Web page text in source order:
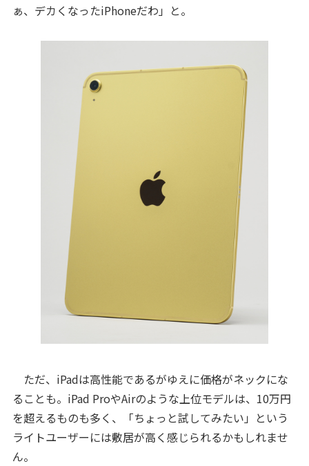
ぁ、デカくなったiPhoneだわ」と。
ただ、iPadは高性能であるがゆえに価格がネックにな
ることも。iPad ProやAirのような上位モデルは、10万円
を超えるものも多く、「ちょっと試してみたい」という
ライトユーザーには敷居が高く感じられるかもしれませ
ん。